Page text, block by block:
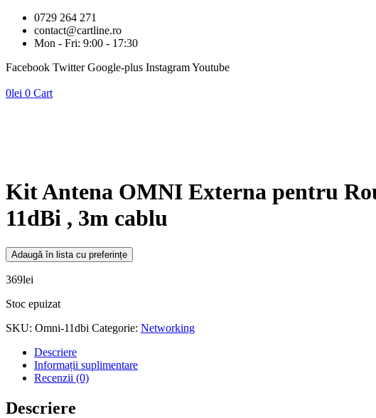
0729 264 271
contact@cartline.ro
Mon - Fri: 9:00 - 17:30
Facebook Twitter Google-plus InstagramYoutube
0lei 0 Cart
Kit Antena OMNI Externa pentru
11dBi , 3m cablu
Adaugă în lista cu preferințe
369lei
Stoc epuizat
SKU: Omni-11dbi Categorie: Networking
Descriere
Informații suplimentare
Recenzii (0)
Descriere